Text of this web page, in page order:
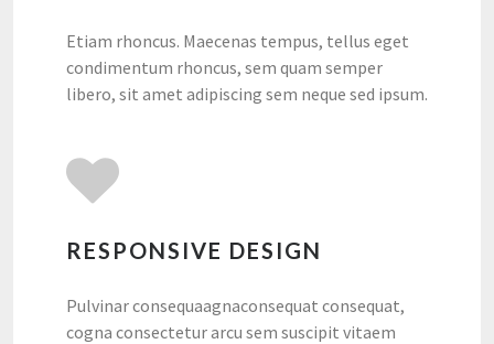
Etiam rhoncus. Maecenas tempus, tellus eget
condimentum rhoncus, sem quam semper
libero, sit amet adipiscing sem neque sed ipsum.
RESPONSIVE DESIGN
Pulvinar consequaagnaconsequat consequat,
cogna consectetur arcu sem suscipit vitaem